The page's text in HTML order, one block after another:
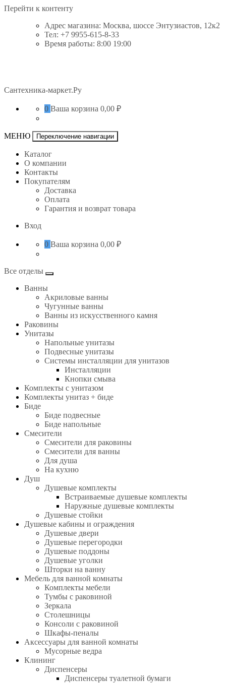
Перейти к контенту
Адрес магазина: Москва, шоссе Энтузиастов, 12к2
Тел: +7 9955-615-8-33
Время работы: 8:00 19:00
Сантехника-маркет.Ру
0 Ваша корзина 0,00 ₽
МЕНЮ Переключение навигации
Каталог
О компании
Контакты
Покупателям
Доставка
Оплата
Гарантия и возврат товара
Вход
0 Ваша корзина 0,00 ₽
Все отделы
Ванны
Акриловые ванны
Чугунные ванны
Ванны из искусственного камня
Раковины
Унитазы
Напольные унитазы
Подвесные унитазы
Системы инсталляции для унитазов
Инсталляции
Кнопки смыва
Комплекты с унитазом
Комплекты унитаз + биде
Биде
Биде подвесные
Биде напольные
Смесители
Смесители для раковины
Смесители для ванны
Для душа
На кухню
Душ
Душевые комплекты
Встраиваемые душевые комплекты
Наружные душевые комплекты
Душевые стойки
Душевые кабины и ограждения
Душевые двери
Душевые перегородки
Душевые поддоны
Душевые уголки
Шторки на ванну
Мебель для ванной комнаты
Комплекты мебели
Тумбы с раковиной
Зеркала
Столешницы
Консоли с раковиной
Шкафы-пеналы
Аксессуары для ванной комнаты
Мусорные ведра
Клининг
Диспенсеры
Диспенсеры туалетной бумаги